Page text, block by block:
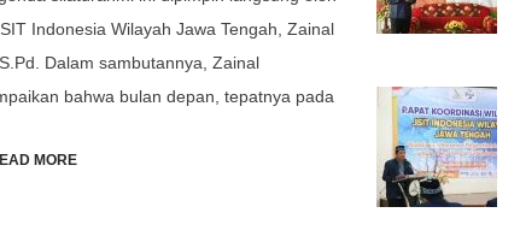
Indonesia Wilayah Jawa Tengah, Zainal
Dalam sambutannya, Zainal
bahwa bulan depan, tepatnya pada
MORE